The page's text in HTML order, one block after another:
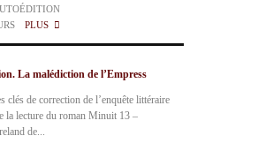
PLUS
La malédiction de l’Empress
clés de correction de l’enquête littéraire
la lecture du roman Minuit 13 –
de...